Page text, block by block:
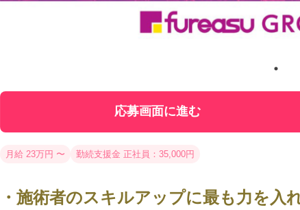
応募画面に進む
月給 23万円 〜 勤続支援金 正社員：35,000円
・施術者のスキルアップに最も力を入